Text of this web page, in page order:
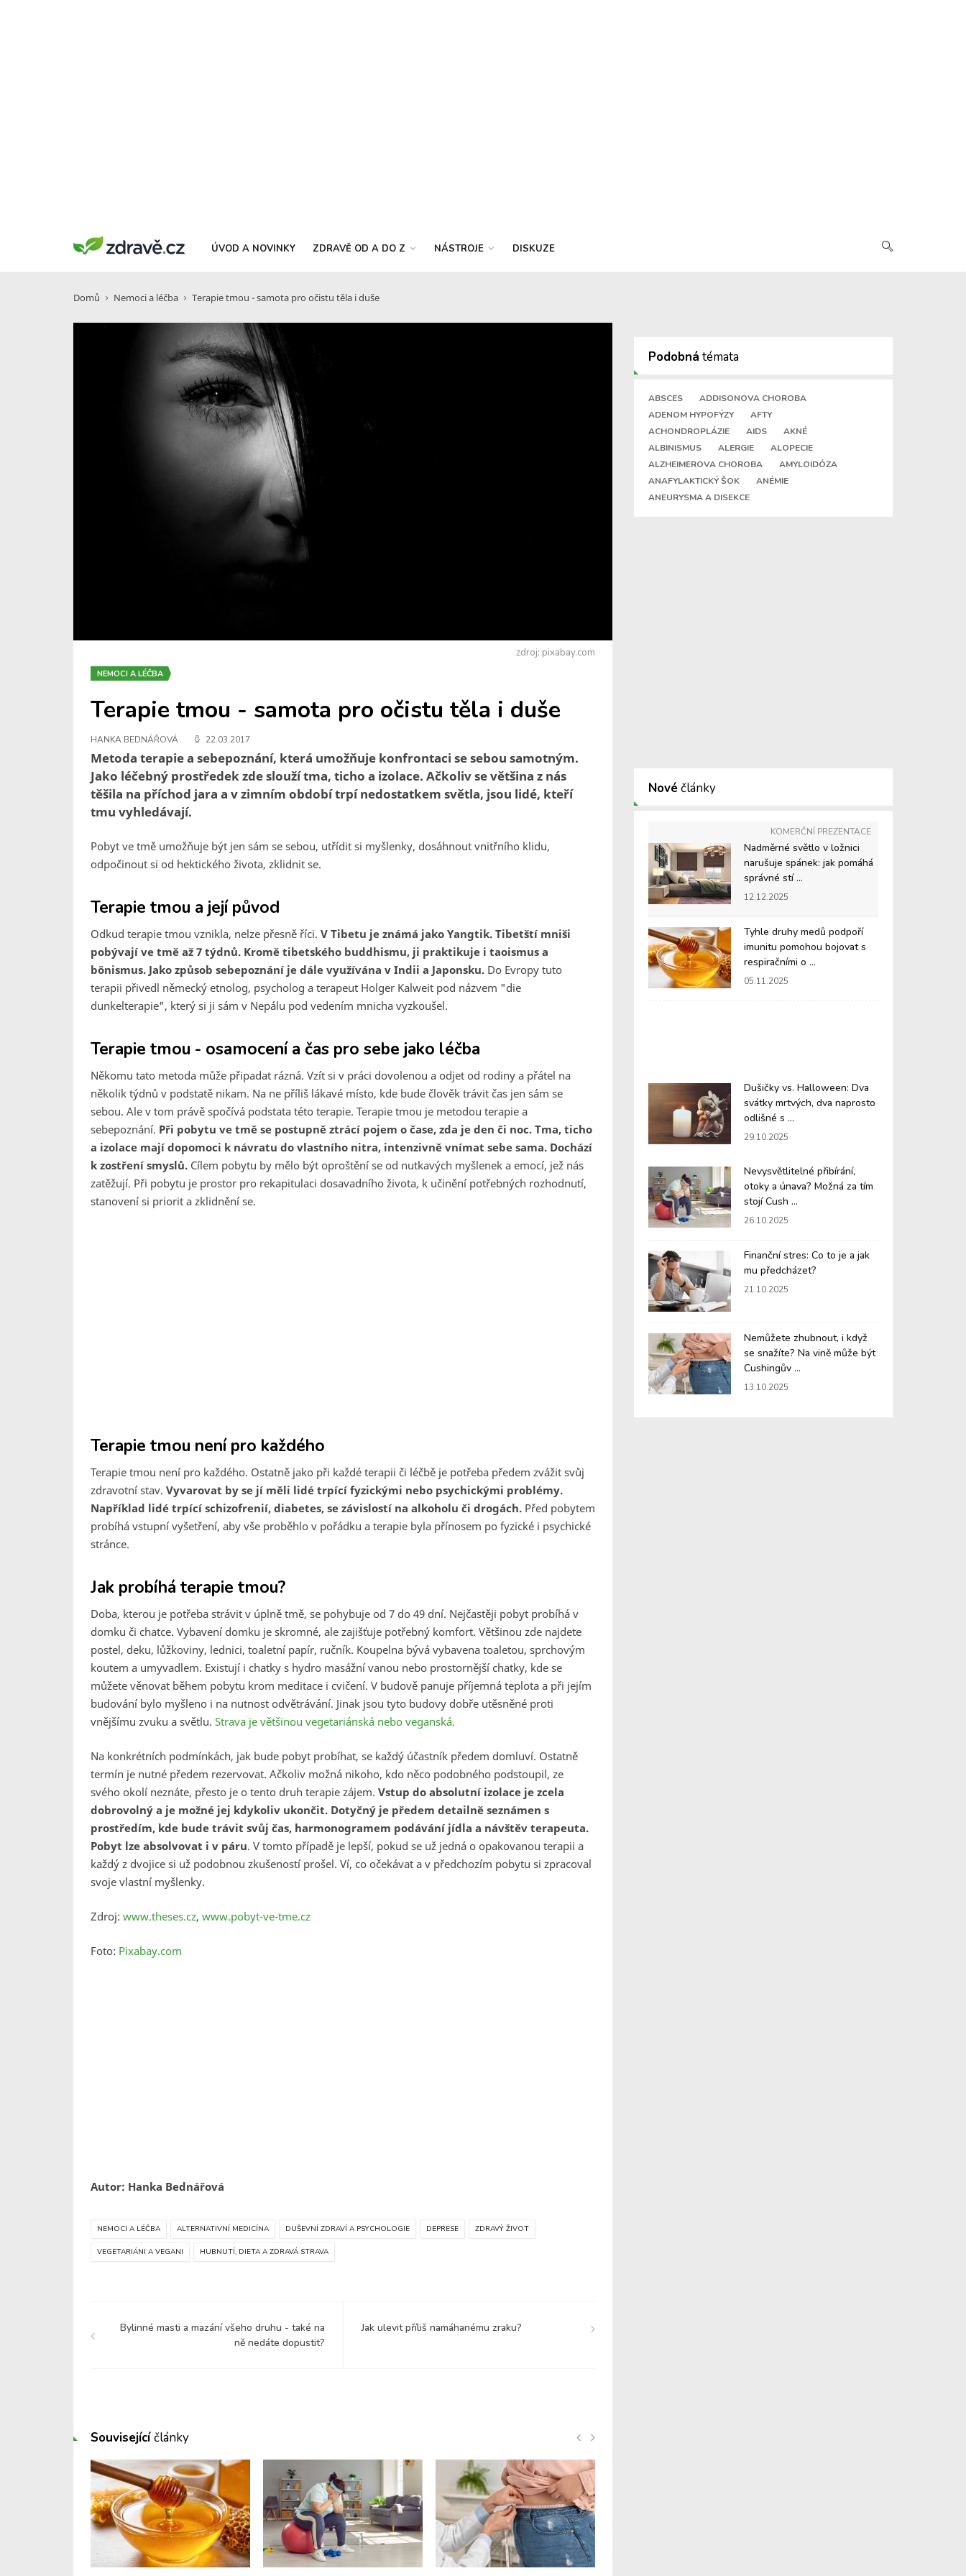
ÚVOD A NOVINKY ZDRAVĚ OD A DO Z NÁSTROJE DISKUZE
Domů Nemoci a léčba Terapie tmou - samota pro očistu těla i duše
zdroj: pixabay.com
NEMOCI A LÉČBA
Terapie tmou - samota pro očistu těla i duše
HANKA BEDNÁŘOVÁ 22.03.2017
Metoda terapie a sebepoznání, která umožňuje konfrontaci se sebou samotným.
Jako léčebný prostředek zde slouží tma, ticho a izolace. Ačkoliv se většina z nás
těšila na příchod jara a v zimním období trpí nedostatkem světla, jsou lidé, kteří
tmu vyhledávají.
Pobyt ve tmě umožňuje být jen sám se sebou, utřídit si myšlenky, dosáhnout vnitřního klidu,
odpočinout si od hektického života, zklidnit se.
Terapie tmou a její původ
Odkud terapie tmou vznikla, nelze přesně říci. V Tibetu je známá jako Yangtik. Tibetští mniši
pobývají ve tmě až 7 týdnů. Kromě tibetského buddhismu, ji praktikuje i taoismus a
bönismus. Jako způsob sebepoznání je dále využívána v Indii a Japonsku. Do Evropy tuto
terapii přivedl německý etnolog, psycholog a terapeut Holger Kalweit pod názvem "die
dunkelterapie", který si ji sám v Nepálu pod vedením mnicha vyzkoušel.
Terapie tmou - osamocení a čas pro sebe jako léčba
Někomu tato metoda může připadat rázná. Vzít si v práci dovolenou a odjet od rodiny a přátel na
několik týdnů v podstatě nikam. Na ne příliš lákavé místo, kde bude člověk trávit čas jen sám se
sebou. Ale v tom právě spočívá podstata této terapie. Terapie tmou je metodou terapie a
sebepoznání. Při pobytu ve tmě se postupně ztrácí pojem o čase, zda je den či noc. Tma, ticho
a izolace mají dopomoci k návratu do vlastního nitra, intenzivně vnímat sebe sama. Dochází
k zostření smyslů. Cílem pobytu by mělo být oproštění se od nutkavých myšlenek a emocí, jež nás
zatěžují. Při pobytu je prostor pro rekapitulaci dosavadního života, k učinění potřebných rozhodnutí,
stanovení si priorit a zklidnění se.
Terapie tmou není pro každého
Terapie tmou není pro každého. Ostatně jako při každé terapii či léčbě je potřeba předem zvážit svůj
zdravotní stav. Vyvarovat by se jí měli lidé trpící fyzickými nebo psychickými problémy.
Například lidé trpící schizofrenií, diabetes, se závislostí na alkoholu či drogách. Před pobytem
probíhá vstupní vyšetření, aby vše proběhlo v pořádku a terapie byla přínosem po fyzické i psychické
stránce.
Jak probíhá terapie tmou?
Doba, kterou je potřeba strávit v úplně tmě, se pohybuje od 7 do 49 dní. Nejčastěji pobyt probíhá v
domku či chatce. Vybavení domku je skromné, ale zajišťuje potřebný komfort. Většinou zde najdete
postel, deku, lůžkoviny, lednici, toaletní papír, ručník. Koupelna bývá vybavena toaletou, sprchovým
koutem a umyvadlem. Existují i chatky s hydro masážní vanou nebo prostornější chatky, kde se
můžete věnovat během pobytu krom meditace i cvičení. V budově panuje příjemná teplota a při jejím
budování bylo myšleno i na nutnost odvětrávání. Jinak jsou tyto budovy dobře utěsněné proti
vnějšímu zvuku a světlu. Strava je většinou vegetariánská nebo veganská.
Na konkrétních podmínkách, jak bude pobyt probíhat, se každý účastník předem domluví. Ostatně
termín je nutné předem rezervovat. Ačkoliv možná nikoho, kdo něco podobného podstoupil, ze
svého okolí neznáte, přesto je o tento druh terapie zájem. Vstup do absolutní izolace je zcela
dobrovolný a je možné jej kdykoliv ukončit. Dotyčný je předem detailně seznámen s
prostředím, kde bude trávit svůj čas, harmonogramem podávání jídla a návštěv terapeuta.
Pobyt lze absolvovat i v páru. V tomto případě je lepší, pokud se už jedná o opakovanou terapii a
každý z dvojice si už podobnou zkušeností prošel. Ví, co očekávat a v předchozím pobytu si zpracoval
svoje vlastní myšlenky.
Zdroj: www.theses.cz, www.pobyt-ve-tme.cz
Foto: Pixabay.com
Autor: Hanka Bednářová
NEMOCI A LÉČBA ALTERNATIVNÍ MEDICÍNA DUŠEVNÍ ZDRAVÍ A PSYCHOLOGIE DEPRESE ZDRAVÝ ŽIVOT
VEGETARIÁNI A VEGANI HUBNUTÍ, DIETA A ZDRAVÁ STRAVA
Bylinné masti a mazání všeho druhu - také na
ně nedáte dopustit?
Jak ulevit příliš namáhanému zraku?
Podobná témata
ABSCES
ADDISONOVA CHOROBA
ADENOM HYPOFÝZY
AFTY
ACHONDROPLÁZIE
AIDS
AKNÉ
ALBINISMUS
ALERGIE
ALOPECIE
ALZHEIMEROVA CHOROBA
AMYLOIDÓZA
ANAFYLAKTICKÝ ŠOK
ANÉMIE
ANEURYSMA A DISEKCE
Nové články
KOMERČNÍ PREZENTACE
Nadměrné světlo v ložnici
narušuje spánek: jak pomáhá
správné stí ...
12.12.2025
Tyhle druhy medů podpoří
imunitu pomohou bojovat s
respiračními o ...
05.11.2025
Dušičky vs. Halloween: Dva
svátky mrtvých, dva naprosto
odlišné s ...
29.10.2025
Nevysvětlitelné přibírání,
otoky a únava? Možná za tím
stojí Cush ...
26.10.2025
Finanční stres: Co to je a jak
mu předcházet?
21.10.2025
Nemůžete zhubnout, i když
se snažíte? Na vině může být
Cushingův ...
13.10.2025
Souvisejícíčlánky